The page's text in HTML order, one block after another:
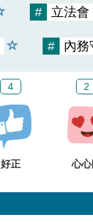
# 立法會
# 內務
4
好正
2
心